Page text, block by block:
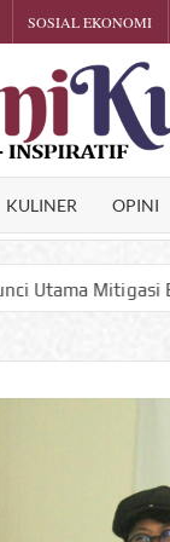
SOSIAL EKONOMI
KULINER OPINI
Satu